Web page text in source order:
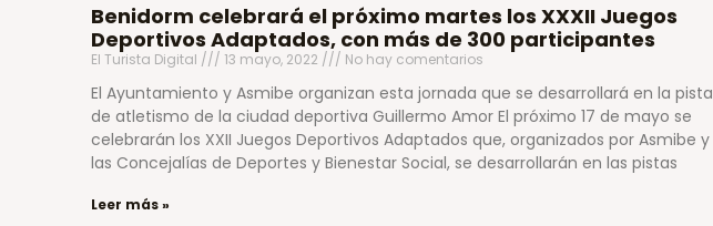
Benidorm celebrará el próximo martes los XXXII Juegos
Deportivos Adaptados, con más de 300 participantes
El Turista Digital 13 mayo, 2022 No hay comentarios
El Ayuntamiento y Asmibe organizan esta jornada que se desarrollará en la pista
de atletismo de la ciudad deportiva Guillermo Amor El próximo 17 de mayo se
celebrarán los XXII Juegos Deportivos Adaptados que, organizados por Asmibe y
las Concejalías de Deportes y Bienestar Social, se desarrollarán en las pistas
Leer más »